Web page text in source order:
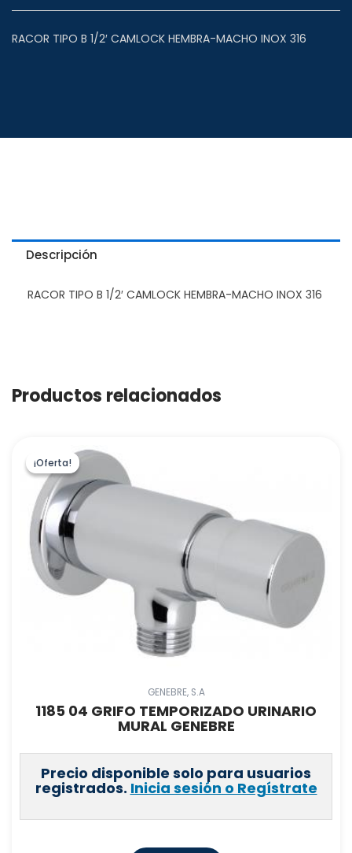
RACOR TIPO B 1/2′ CAMLOCK HEMBRA-MACHO INOX 316
Descripción
RACOR TIPO B 1/2′ CAMLOCK HEMBRA-MACHO INOX 316
Productos relacionados
¡Oferta!
¡Oferta!
GENEBRE, S.A
1185 04 GRIFO TEMPORIZADO URINARIO
MURAL GENEBRE
Precio disponible solo para usuarios
registrados. Inicia sesión o Regístrate